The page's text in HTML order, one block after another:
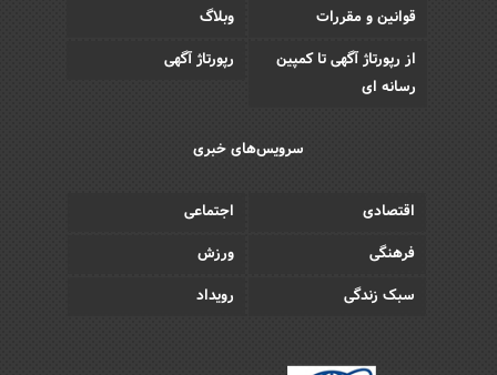
قوانین و مقررات
وبلاگ
از رپورتاژ آگهی تا کمپین
رسانه ای
رپورتاژ آگهی
سرویس‌های خبری
اقتصادی
اجتماعی
فرهنگی
ورزش
سبک زندگی
رویداد